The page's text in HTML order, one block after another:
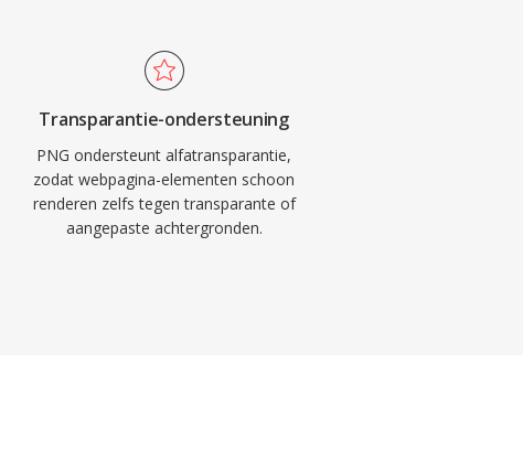
Transparantie-ondersteuning
PNG ondersteunt alfatransparantie,
zodat webpagina-elementen schoon
renderen zelfs tegen transparante of
aangepaste achtergronden.